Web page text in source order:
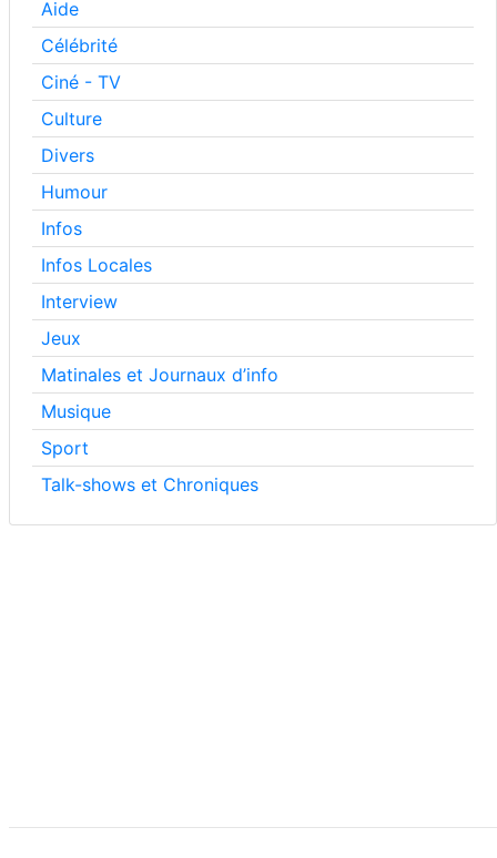
Aide
Célébrité
Ciné - TV
Culture
Divers
Humour
Infos
Infos Locales
Interview
Jeux
Matinales et Journaux d’info
Musique
Sport
Talk-shows et Chroniques